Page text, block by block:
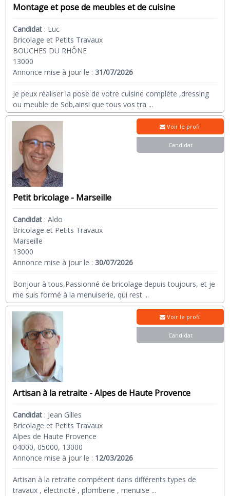
Montage et pose de meubles et de cuisine
Candidat : Luc
Bricolage et Petits Travaux
BOUCHES DU RHÔNE
13000
Annonce mise à jour le :31/07/2026
Je peux réaliser la pose de votre cuisine complète ,dressing
ou meuble de Sdb,ainsi que tous vos tra ...
Petit bricolage - Marseille
Candidat :Aldo
Bricolage et Petits Travaux
Marseille
13000
Annonce mise à jour le :30/07/2026
Bonjour à tous,Passionné de bricolage depuis toujours, et je
me suis formé à la menuiserie, qui rest ...
Voir le profil
Candidat
Artisan à la retraite - Alpes de Haute Provence
Candidat : Jean Gilles
Bricolage et Petits Travaux
Alpes de Haute Provence
04000, 05000, 13000
Annonce mise à jour le : 12/03/2026
Artisan à la retraite compétent dans différents types de
travaux , électricité , plomberie , menuise ...
Voir le profil
Candidat